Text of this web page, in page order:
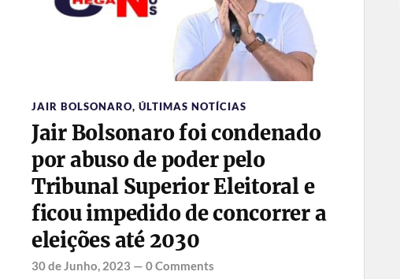
JAIR BOLSONARO, ÚLTIMAS NOTÍCIAS
Jair Bolsonaro foi condenado
por abuso de poder pelo
Tribunal Superior Eleitoral e
ficou impedido de concorrer a
eleições até 2030
30 de Junho, 2023 — 0 Comments